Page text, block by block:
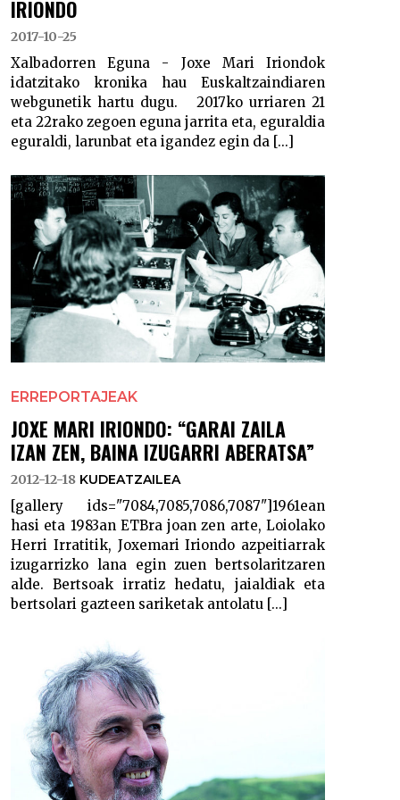
IRIONDO
2017-10-25
Xalbadorren Eguna - Joxe Mari Iriondok
idatzitako kronika hau Euskaltzaindiaren
webgunetik hartu dugu. 2017ko urriaren 21
eta 22rako zegoen eguna jarrita eta, eguraldia
eguraldi, larunbat eta igandez egin da [...]
ERREPORTAJEAK
JOXE MARI IRIONDO: “GARAI ZAILA
IZAN ZEN, BAINA IZUGARRI ABERATSA”
2012-12-18 KUDEATZAILEA
[gallery ids="7084,7085,7086,7087"]1961ean
hasi eta 1983an ETBra joan zen arte, Loiolako
Herri Irratitik, Joxemari Iriondo azpeitiarrak
izugarrizko lana egin zuen bertsolaritzaren
alde. Bertsoak irratiz hedatu, jaialdiak eta
bertsolari gazteen sariketak antolatu [...]